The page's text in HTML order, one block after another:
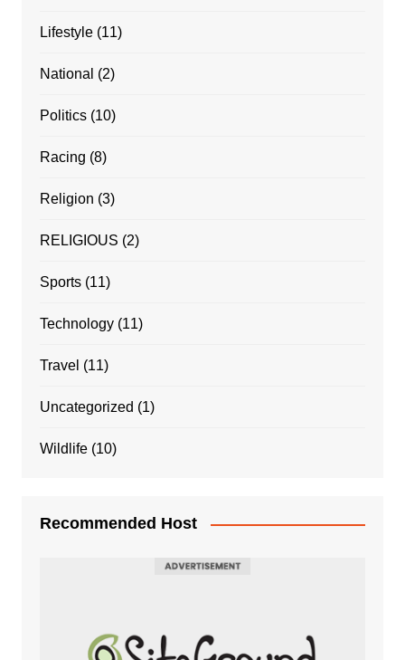
Lifestyle(11)
National (2)
Politics(10)
Racing (8)
Religion (3)
RELIGIOUS (2)
Sports(11)
Technology(11)
Travel (11)
Uncategorized (1)
Wildlife(10)
Recommended Host